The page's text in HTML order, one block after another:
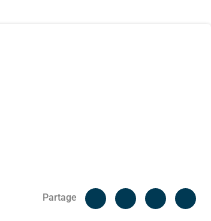
Partage
Facebook